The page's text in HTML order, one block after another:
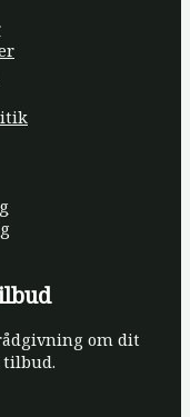
om dit
tilbud.